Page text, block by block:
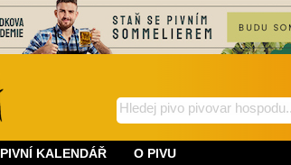
hledej
BeerWeb
spustí
PIVNÍ KALENDÁŘ O PIVU